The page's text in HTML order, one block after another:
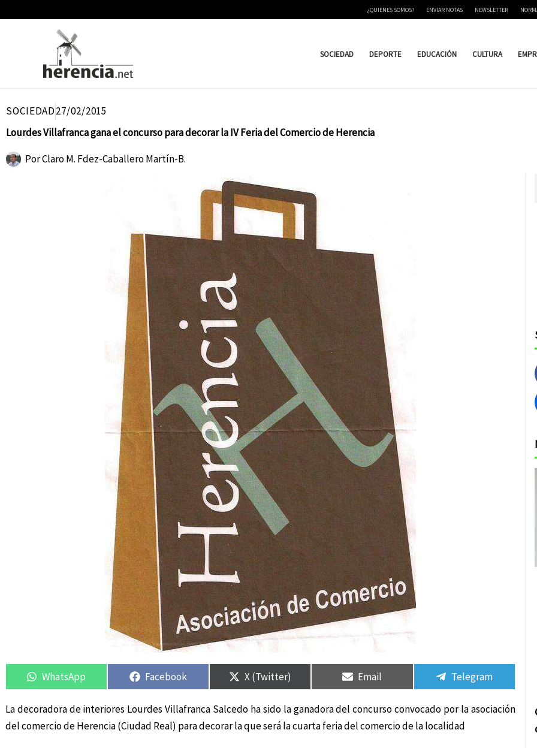
¿QUIENES SOMOS? ENVIAR NOTAS NEWSLETTER
SOCIEDAD DEPORTE EDUCACIÓN CULTURA
SOCIEDAD27/02/2015
Lourdes Villafranca gana el concurso para decorar la IV Feria del Comercio de Herencia
PorClaro M. Fdez-Caballero Martín-B.
en
WhatsApp
Compartir
en
Facebook
en
X (Twitter)
en
Email
en
Telegram
La decoradora de interiores Lourdes Villafranca Salcedo ha sido la ganadora del concurso convocado por la asociación
del comercio de Herencia (Ciudad Real) para decorar la que será la cuarta feria del comercio de la localidad
en
Compartir
en en en en